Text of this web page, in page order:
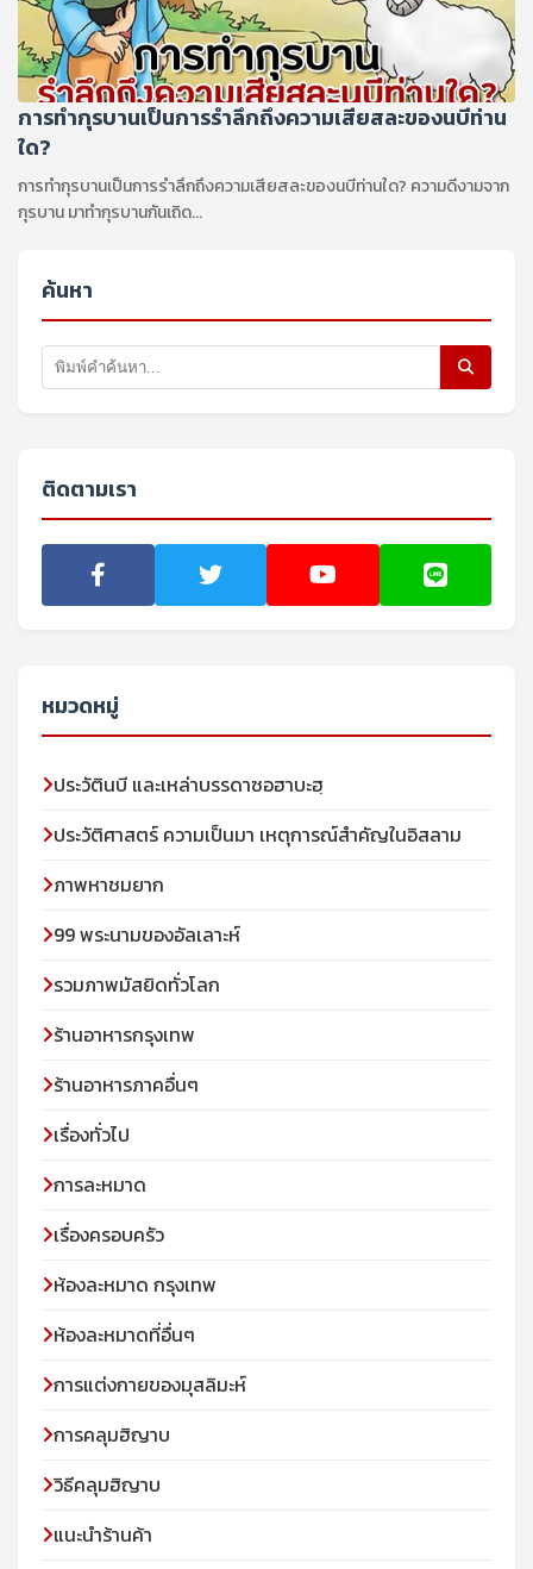
การทำกุรบานเป็นการรำลึกถึงความเสียสละของนบีท่าน
ใด?
การทำกุรบานเป็นการรำลึกถึงความเสียสละของนบีท่านใด? ความดีงามจาก
กุรบาน มาทำกุรบานกันเถิด...
ค้นหา
ติดตามเรา
หมวดหมู่
ประวัตินบี และเหล่าบรรดาซอฮาบะฮฺ
ประวัติศาสตร์ ความเป็นมา เหตุการณ์สำคัญในอิสลาม
ภาพหาชมยาก
99 พระนามของอัลเลาะห์
รวมภาพมัสยิดทั่วโลก
ร้านอาหารกรุงเทพ
ร้านอาหารภาคอื่นๆ
เรื่องทั่วไป
การละหมาด
เรื่องครอบครัว
ห้องละหมาด กรุงเทพ
ห้องละหมาดที่อื่นๆ
การแต่งกายของมุสลิมะห์
การคลุมฮิญาบ
วิธีคลุมฮิญาบ
แนะนำร้านค้า